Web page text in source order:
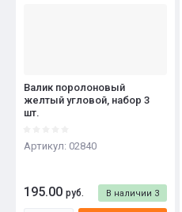
Валик поролоновый
желтый угловой, набор 3
шт.
Артикул: 02840
В наличии 3
195.00 руб.